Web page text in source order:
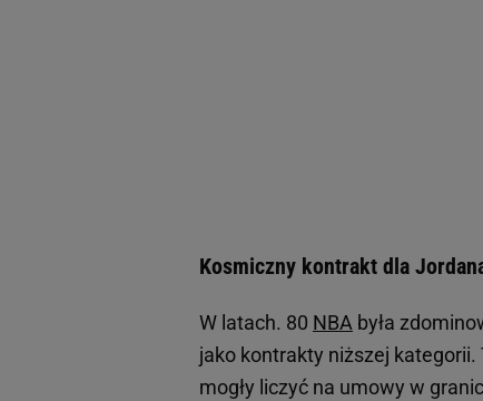
Kosmiczny kontrakt dla
W latach. 80 NBA była
jako kontrakty niższej
mogły liczyć na umowy w